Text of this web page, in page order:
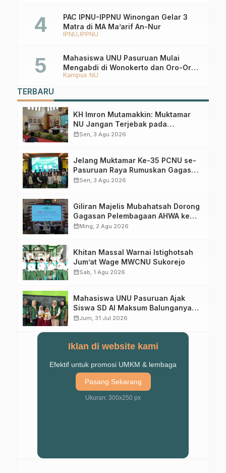
IPNU IPPNU
PAC IPNU-IPPNU Winongan Gelar 3
Matra di MA Ma’arif An-Nur
Kampus NU
Mahasiswa UNU Pasuruan Mulai
Mengabdi di Wonokerto dan Oro-Oro
Ombo Wetan Berikut Programnya
TERBARU
KH Imron Mutamakkin: Muktamar
NU Jangan Terjebak pada
Perebutan Kursi Ketua Umum
calendar_monthSen, 3 Agu 2026
Jelang Muktamar Ke-35 PCNU se-
Pasuruan Raya Rumuskan Gagasan
Transformasi Gerakan NU Menuju
calendar_monthSen, 3 Agu 2026
Giliran Majelis Mubahatsah Dorong
Gagasan Pelembagaan AHWA ke
Forum Muktamar Mendatang
calendar_monthMing, 2 Agu 2026
Khitan Massal Warnai Istighotsah
Jum’at Wage MWCNU Sukorejo
calendar_monthSab, 1 Agu 2026
Mahasiswa UNU Pasuruan Ajak
Siswa SD Al Maksum Balunganyar
Kuasai Penjumlahan Bersusun
calendar_monthJum, 31 Jul 2026
Iklan di website kami
Efektif untuk promosi UMKM & lembaga
Pasang Sekarang
Ukuran: 300x250 px